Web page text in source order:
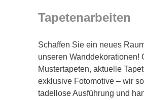
Tapetenarbeiten
Schaffen Sie ein neues
unseren Wanddekorationen!
Mustertapeten, aktuelle
exklusive Fotomotive – wir
tadellose Ausführung und